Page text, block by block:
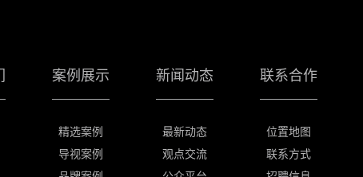
案例展示
精选案例
导视案例
新闻动态
最新动态
观点交流
联系合作
位置地图
联系方式